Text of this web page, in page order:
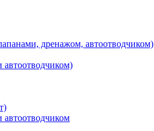
дренажом, автоотводчиком)
автоотводчиком)
автоотводчиком